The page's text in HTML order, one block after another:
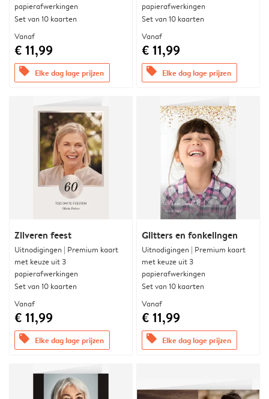
papierafwerkingen
Set van 10 kaarten
Vanaf
€ 11,99
offers Elke dag lage prijzen
papierafwerkingen
Set van 10 kaarten
Vanaf
€ 11,99
offers Elke dag lage prijzen
Zilveren feest
Uitnodigingen | Premium kaart
met keuze uit 3
papierafwerkingen
Set van 10 kaarten
Vanaf
€ 11,99
offers Elke dag lage prijzen
Glitters en fonkelingen
Uitnodigingen | Premium kaart
met keuze uit 3
papierafwerkingen
Set van 10 kaarten
Vanaf
€ 11,99
offers Elke dag lage prijzen